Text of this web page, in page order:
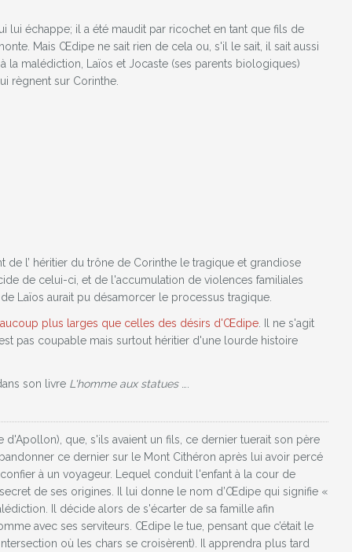
lui échappe; il a été maudit par ricochet en tant que fils de
Mais Œdipe ne sait rien de cela ou, s'il le sait, il sait aussi
la malédiction, Laïos et Jocaste (ses parents biologiques)
règnent sur Corinthe.
l’ héritier du trône de Corinthe le tragique et grandiose
de celui-ci, et de l'accumulation de violences familiales
Laïos aurait pu désamorcer le processus tragique.
plus larges que celles des désirs d'Œdipe . Il ne s'agit
pas coupable mais surtout héritier d'une lourde histoire
son livre L'homme aux statues….
que, s'ils avaient un fils, ce dernier tuerait son père
ce dernier sur le Mont Cithéron après lui avoir percé
à un voyageur. Lequel conduit l'enfant à la cour de
de ses origines. Il lui donne le nom d’Œdipe qui signifie «
Il décide alors de s'écarter de sa famille afin
avec ses serviteurs. Œdipe le tue, pensant que c’était le
où les chars se croisèrent). Il apprendra plus tard